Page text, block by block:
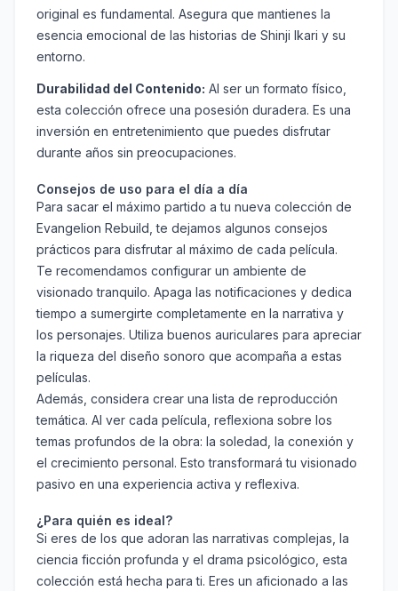
original es fundamental. Asegura que mantienes la
esencia emocional de las historias de Shinji Ikari y su
entorno.
Durabilidad del Contenido: Al ser un formato físico,
esta colección ofrece una posesión duradera. Es una
inversión en entretenimiento que puedes disfrutar
durante años sin preocupaciones.
Consejos de uso para el día a día
Para sacar el máximo partido a tu nueva colección de
Evangelion Rebuild, te dejamos algunos consejos
prácticos para disfrutar al máximo de cada película.
Te recomendamos configurar un ambiente de
visionado tranquilo. Apaga las notificaciones y dedica
tiempo a sumergirte completamente en la narrativa y
los personajes. Utiliza buenos auriculares para apreciar
la riqueza del diseño sonoro que acompaña a estas
películas.
Además, considera crear una lista de reproducción
temática. Al ver cada película, reflexiona sobre los
temas profundos de la obra: la soledad, la conexión y
el crecimiento personal. Esto transformará tu visionado
pasivo en una experiencia activa y reflexiva.
¿Para quién es ideal?
Si eres de los que adoran las narrativas complejas, la
ciencia ficción profunda y el drama psicológico, esta
colección está hecha para ti. Eres un aficionado a las